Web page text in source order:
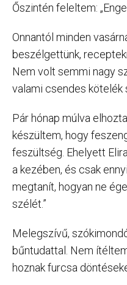
Őszintén feleltem:
Onnantól minden
beszélgettünk,
Nem volt semmi nagy
valami csendes kötelék
Pár hónap múlva
készültem, hogy
feszültség. Ehelyett
a kezében, és csak
megtanít, hogyan ne
szélét.”
Melegszívű,
bűntudattal. Nem
hoznak furcsa